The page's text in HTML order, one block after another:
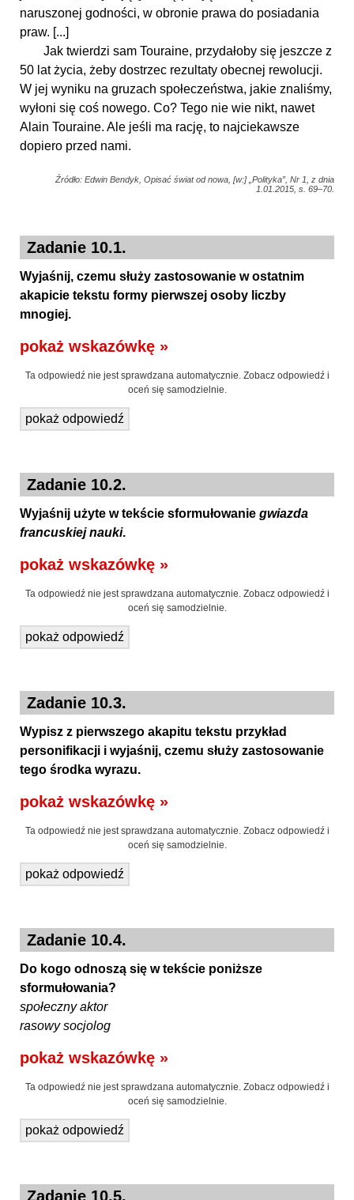
naruszonej godności, w obronie prawa do posiadania
praw. [...]
Jak twierdzi sam Touraine, przydałoby się jeszcze z
50 lat życia, żeby dostrzec rezultaty obecnej rewolucji.
W jej wyniku na gruzach społeczeństwa, jakie znaliśmy,
wyłoni się coś nowego. Co? Tego nie wie nikt, nawet
Alain Touraine. Ale jeśli ma rację, to najciekawsze
dopiero przed nami.
Źródło: Edwin Bendyk, Opisać świat od nowa, [w:] „Polityka”, Nr 1, z dnia
1.01.2015, s. 69–70.
Zadanie 10.1.
Wyjaśnij, czemu służy zastosowanie w ostatnim
akapicie tekstu formy pierwszej osoby liczby
mnogiej.
pokaż wskazówkę »
Ta odpowiedź nie jest sprawdzana automatycznie. Zobacz odpowiedź i
oceń się samodzielnie.
pokaż odpowiedź
Zadanie 10.2.
Wyjaśnij użyte w tekście sformułowanie gwiazda
francuskiej nauki.
pokaż wskazówkę »
Ta odpowiedź nie jest sprawdzana automatycznie. Zobacz odpowiedź i
oceń się samodzielnie.
pokaż odpowiedź
Zadanie 10.3.
Wypisz z pierwszego akapitu tekstu przykład
personifikacji i wyjaśnij, czemu służy zastosowanie
tego środka wyrazu.
pokaż wskazówkę »
Ta odpowiedź nie jest sprawdzana automatycznie. Zobacz odpowiedź i
oceń się samodzielnie.
pokaż odpowiedź
Zadanie 10.4.
Do kogo odnoszą się w tekście poniższe
sformułowania?
społeczny aktor
rasowy socjolog
pokaż wskazówkę »
Ta odpowiedź nie jest sprawdzana automatycznie. Zobacz odpowiedź i
oceń się samodzielnie.
pokaż odpowiedź
Zadanie 10.5.